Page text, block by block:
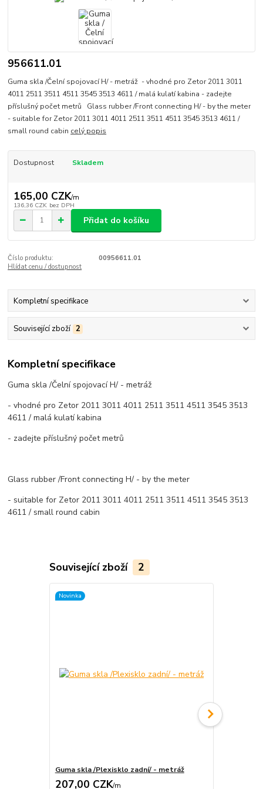
956611.01
Guma skla /Čelní spojovací H/ - metráž - vhodné pro Zetor 2011 3011
4011 2511 3511 4511 3545 3513 4611 / malá kulatí kabina - zadejte
příslušný počet metrů Glass rubber /Front connecting H/ - by the meter
- suitable for Zetor 2011 3011 4011 2511 3511 4511 3545 3513 4611 /
small round cabin celý popis
Dostupnost Skladem
165,00 CZK/m
136,36 CZK bez DPH
Přidat do košíku
Číslo produktu:
00956611.01
Hlídat cenu / dostupnost
Kompletní specifikace
Související zboží 2
Kompletní specifikace
Guma skla /Čelní spojovací H/ - metráž
- vhodné pro Zetor 2011 3011 4011 2511 3511 4511 3545 3513
4611 / malá kulatí kabina
- zadejte příslušný počet metrů
Glass rubber /Front connecting H/ - by the meter
- suitable for Zetor 2011 3011 4011 2511 3511 4511 3545 3513
4611 / small round cabin
Související zboží 2
Novinka
Guma skla /Plexisklo zadní/ - metráž
207,00 CZK/m